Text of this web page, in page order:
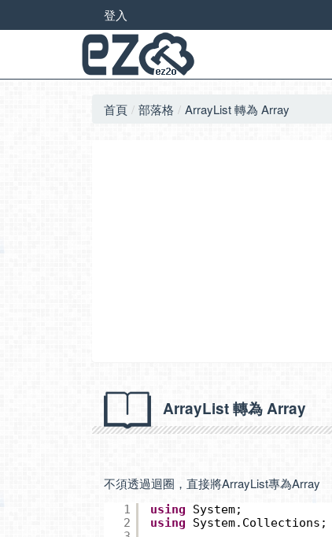
登入
首頁 部落格 ArrayList 轉為 Array
ArrayList 轉為 Array
不須透過迴圈，直接將ArrayList專為Array
1
2
using
System;
using
System.Collections;